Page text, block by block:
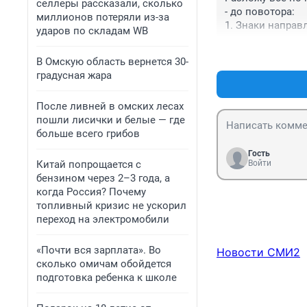
селлеры рассказали, сколько
миллионов потеряли из-за
ударов по складам WB
В Омскую область вернется 30-
градусная жара
После ливней в омских лесах
пошли лисички и белые — где
больше всего грибов
Китай попрощается с
бензином через 2–3 года, а
когда Россия? Почему
топливный кризис не ускорил
переход на электромобили
«Почти вся зарплата». Во
сколько омичам обойдется
подготовка ребенка к школе
- до повотора:
1. Знаки
И не надо
заметить, чем
Но нет,
обращая
Гость
Войти
Новости СМИ2